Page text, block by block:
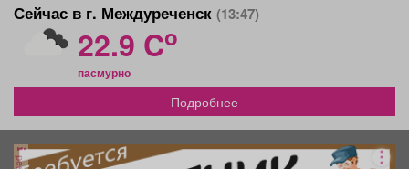
Сейчас в г. Междуреченск (13:47)
22.9 Co
пасмурно
Подробнее